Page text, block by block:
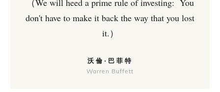
（We will heed a prime rule of investing: You
don't have to make it back the way that you lost
it.）
沃倫·巴菲特
Warren Buffett